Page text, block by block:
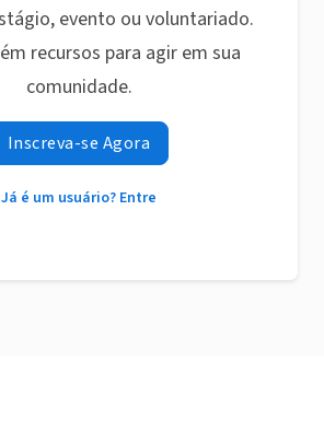
evento ou voluntariado.
recursos para agir em sua
comunidade.
Inscreva-se Agora
Já é um usuário? Entre